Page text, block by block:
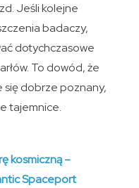
Jeśli kolejne
badaczy,
dotychczasowe
To dowód, że
się dobrze poznany,
tajemnice.
kosmiczną –
Spaceport